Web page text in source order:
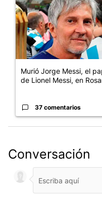
Murió Jorge Messi, el
de Lionel Messi, en
37 comentarios
Conversación